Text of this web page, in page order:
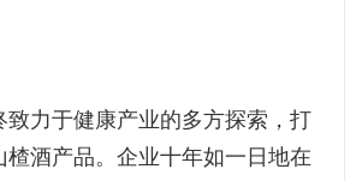
力于健康产业的多方探索，打
楂酒产品。企业十年如一日地在